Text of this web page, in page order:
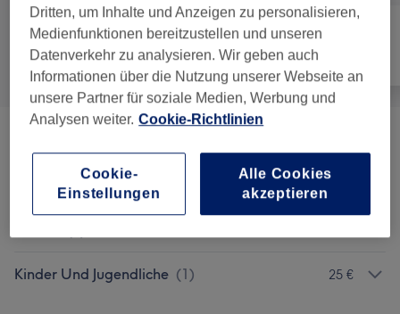
Alle Friseur
Kosmetik (1) ab 7 €
Kinder Und Jugendliche (1) 25 €
Dritten, um Inhalte und Anzeigen zu personalisieren,
Medienfunktionen bereitzustellen und unseren
Datenverkehr zu analysieren. Wir geben auch
Informationen über die Nutzung unserer Webseite an
unsere Partner für soziale Medien, Werbung und
Analysen weiter. Cookie-Richtlinien
Cookie-
Einstellungen
Alle Cookies
akzeptieren